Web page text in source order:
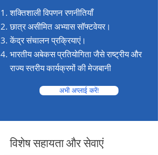
शक्तिशाली विपणन रणनीतियाँ
छात्र असीमित अभ्यास सॉफ्टवेयर।
केंद्र संचालन प्रक्रियाएं।
भारतीय अबेकस प्रतियोगिता जैसे राष्ट्रीय और
राज्य स्तरीय कार्यक्रमों की मेजबानी
अभी अप्लाई करें!
विशेष सहायता और सेवाएं